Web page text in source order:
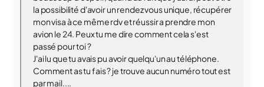
la possibilité d'avoir un rendez vous unique, récupérer
mon visa à ce même rdv et réussir a prendre mon
avion le 24. Peux tu me dire comment cela s'est
passé pour toi ?
J'ai lu que tu avais pu avoir quelqu'un au téléphone.
Comment as tu fais ? je trouve aucun numéro tout est
par mail....